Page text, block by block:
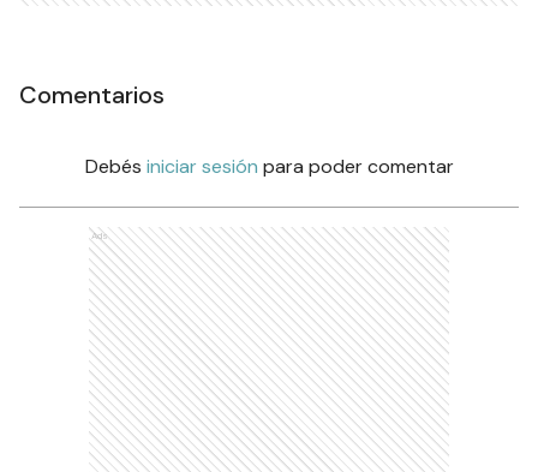
Comentarios
Debés iniciar sesión para poder comentar
Ads